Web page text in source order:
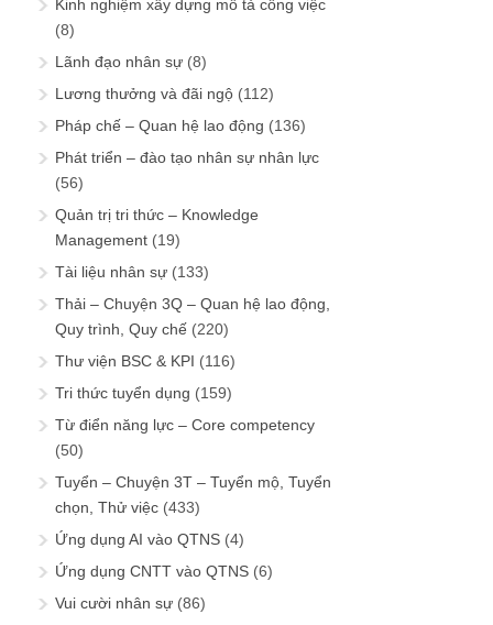
Kinh nghiệm xây dựng mô tả công việc
(8)
Lãnh đạo nhân sự (8)
Lương thưởng và đãi ngộ (112)
Pháp chế – Quan hệ lao động (136)
Phát triển – đào tạo nhân sự nhân lực
(56)
Quản trị tri thức – Knowledge
Management (19)
Tài liệu nhân sự (133)
Thải – Chuyện 3Q – Quan hệ lao động,
Quy trình, Quy chế (220)
Thư viện BSC & KPI (116)
Tri thức tuyển dụng (159)
Từ điển năng lực – Core competency
(50)
Tuyển – Chuyện 3T – Tuyển mộ, Tuyển
chọn, Thử việc (433)
Ứng dụng AI vào QTNS (4)
Ứng dụng CNTT vào QTNS (6)
Vui cười nhân sự (86)